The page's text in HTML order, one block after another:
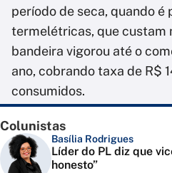
período de seca, quando é
termelétricas, que custam
bandeira vigorou até o
ano, cobrando taxa de R$
consumidos.
Colunistas
Basília Rodrigues
Líder do PL diz que
honesto”